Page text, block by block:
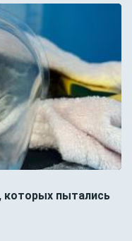
которых пытались